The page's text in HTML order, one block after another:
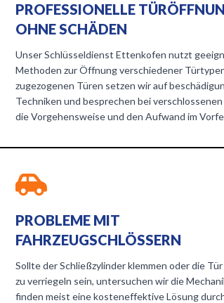
PROFESSIONELLE
OHNE SCHÄDEN
Unser Schlüsseldienst Ettenkofen nutzt
Methoden zur Öffnung verschiedener
zugezogenen Türen setzen wir auf
Techniken und besprechen bei
die Vorgehensweise und den Aufwand im
PROBLEME MIT
FAHRZEUGSCHLÖSSERN
Sollte der Schließzylinder klemmen oder die
zu verriegeln sein, untersuchen wir die
finden meist eine kosteneffektive Lösung